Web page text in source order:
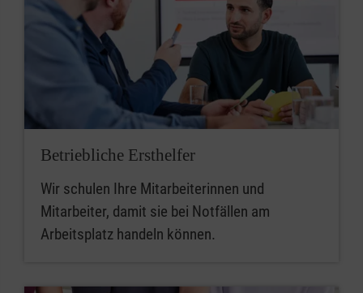
Betriebliche Ersthelfer
Wir schulen Ihre Mitarbeiterinnen und
Mitarbeiter, damit sie bei Notfällen am
Arbeitsplatz handeln können.